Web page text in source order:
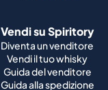
Vendi su Spiritory
Diventa un venditore
Vendi il tuo whisky
Guida del venditore
Guida alla spedizione